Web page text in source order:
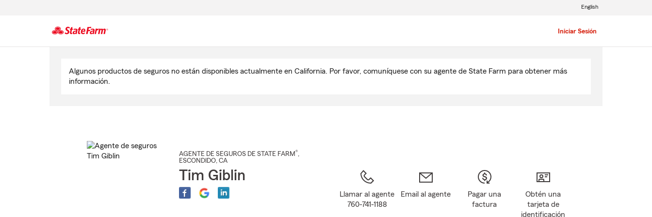
Iniciar Sesión
English
Algunos productos de seguros no están disponibles actualmente en California. Por favor, comuníquese con su agente de State Farm para obtener más
información.
AGENTE DE SEGUROS DE STATE FARM®,
ESCONDIDO, CA
Tim Giblin
Llamar al agente
760-741-1188
Email al agente
Pagar una
factura
Obtén una
tarjeta de
identificación